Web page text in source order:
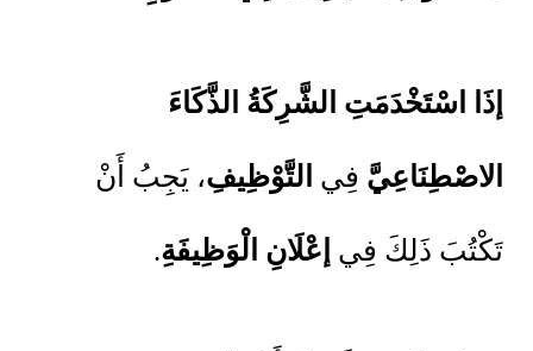
إذَا اسْتَخْدَمَتِ الشَّرِكَةُ الذَّكَاءَ
الاصْطِنَاعِيَّ فِي التَّوْظِيفِ، يَجِبُ أَنْ
تَكْتُبَ ذَلِكَ فِي إعْلَانِ الْوَظِيفَةِ.